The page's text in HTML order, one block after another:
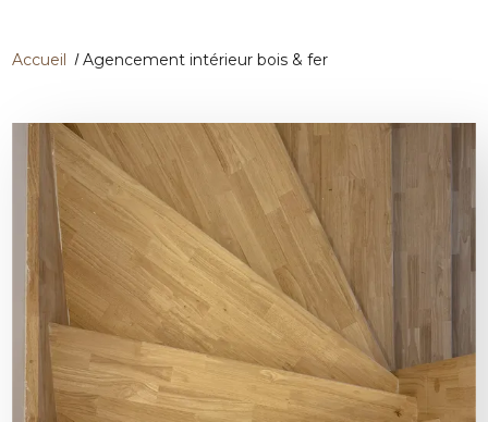
Accueil Agencement intérieur bois & fer